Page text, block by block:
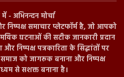
- अभिनन्दन मोर्चा
निष्पक्ष समाचार प्लेटफॉर्म है, जो आपको
घटनाओं की सटीक जानकारी प्रदान
निष्पक्ष पत्रकारिता के सिद्धांतों पर
समाज को जागरूक बनाना और निष्पक्ष
से सशक्त बनाना है।